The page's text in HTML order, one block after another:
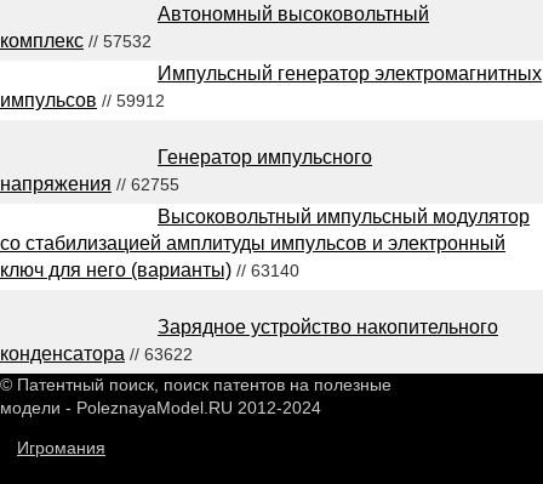
Автономный высоковольтный
комплекс // 57532
Импульсный генератор электромагнитных
импульсов // 59912
Генератор импульсного
напряжения // 62755
Высоковольтный импульсный модулятор
со стабилизацией амплитуды импульсов и электронный
ключ для него (варианты) // 63140
Зарядное устройство накопительного
конденсатора // 63622
© Патентный поиск, поиск патентов на полезные
модели - PoleznayaModel.RU 2012-2024
Игромания